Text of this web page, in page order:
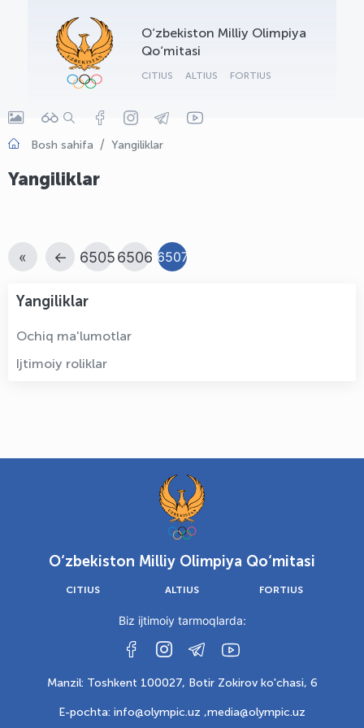
O‘zbekiston Milliy Olimpiya
Qo‘mitasi
CITIUS ALTIUS FORTIUS
Bosh sahifa Yangiliklar
Yangiliklar
« ← 65056506 6507
Yangiliklar
Ochiq ma'lumotlar
Ijtimoiy roliklar
O‘zbekiston Milliy Olimpiya Qo‘mitasi
CITIUS ALTIUS FORTIUS
Biz ijtimoiy tarmoqlarda:
Manzil: Toshkent 100027, Botir Zokirov ko'chasi, 6
E-pochta: info@olympic.uz ,media@olympic.uz
OLYMPCHIK AI - yordamchi
Onlayn · olympic.uz